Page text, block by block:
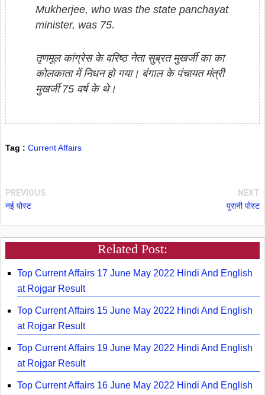
Mukherjee, who was the state panchayat
minister, was 75.
तृणमूल कांग्रेस के वरिष्ठ नेता सुब्रत मुखर्जी का का
कोलकाता में निधन हो गया। बंगाल के पंचायत मंत्री
मुखर्जी 75 वर्ष के थे।
Tag : Current Affairs
PREVIOUS
नई पोस्ट
NEXT
पुरानी पोस्ट
Related Post:
Top Current Affairs 17 June May 2022 Hindi And English
at Rojgar Result
Top Current Affairs 15 June May 2022 Hindi And English
at Rojgar Result
Top Current Affairs 19 June May 2022 Hindi And English
at Rojgar Result
Top Current Affairs 16 June May 2022 Hindi And English